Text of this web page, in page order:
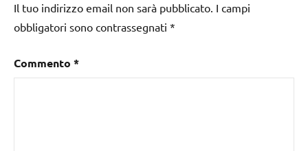
Il tuo indirizzo email non sarà pubblicato. I campi
obbligatori sono contrassegnati *
Commento *